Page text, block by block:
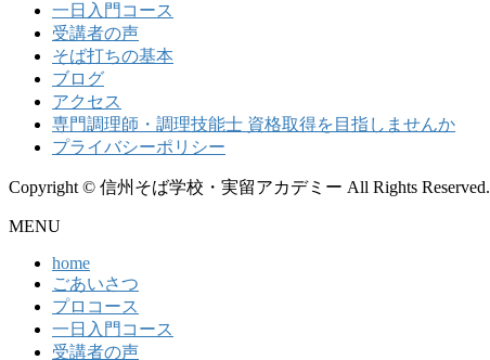
一日入門コース
受講者の声
そば打ちの基本
ブログ
アクセス
専門調理師・調理技能士 資格取得を目指しませんか
プライバシーポリシー
Copyright © 信州そば学校・実留アカデミー All Rights Reserved.
MENU
home
ごあいさつ
プロコース
一日入門コース
受講者の声